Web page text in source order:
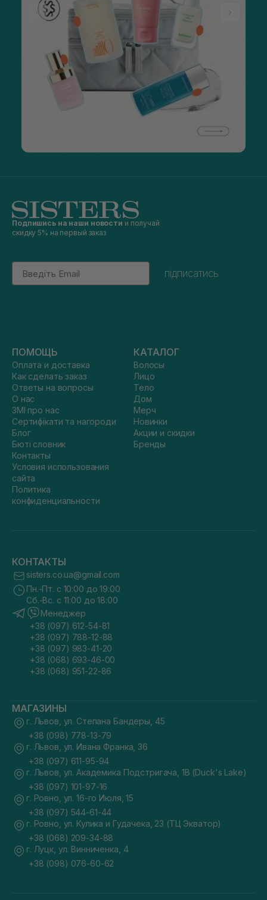
Подпишись на наши новости и получай
скидку 5% на первый заказ
Email
підписатись
ПОМОЩЬ
Оплата и доставка
Как сделать заказ
Ответы на вопросы
О нас
ЗМІ про нас
Сертифікати та нагороди
Блог
Бюті словник
Контакты
Условия использования
сайта
Политика
конфиденциальности
КАТАЛОГ
Волосы
Лицо
Тело
Дом
Мерч
Новинки
Акции и скидки
Бренды
КОНТАКТЫ
sisters.co.ua@gmail.com
Пн.-Пт. с 10:00 до 19:00
Сб.-Вс. с 11:00 до 18:00
Менеджер
+38 (097) 612-54-81
+38 (097) 788-12-88
+38 (097) 983-41-20
+38 (068) 693-46-00
+38 (068) 951-22-86
МАГАЗИНЫ
г. Львов, ул. Степана Бандеры, 45
+38 (098) 778-13-79
г. Львов, ул. Ивана Франка, 36
+38 (097) 611-95-94
г. Львов, ул. Академика Подстригача, 1В (Duck's Lake)
+38 (097) 101-97-16
г. Ровно, ул. 16-го Июля, 15
+38 (097) 544-61-44
г. Ровно, ул. Кулика и Гудачека, 23 (ТЦ Экватор)
+38 (068) 209-34-88
г. Луцк, ул. Винниченка, 4
+38 (098) 076-60-62